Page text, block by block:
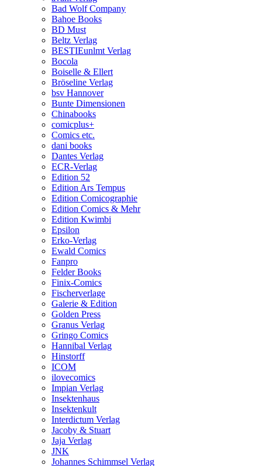
Bad Wolf Company
Bahoe Books
BD Must
Beltz Verlag
BESTIEunlmt Verlag
Bocola
Boiselle & Ellert
Bröseline Verlag
bsv Hannover
Bunte Dimensionen
Chinabooks
comicplus+
Comics etc.
dani books
Dantes Verlag
ECR-Verlag
Edition 52
Edition Ars Tempus
Edition Comicographie
Edition Comics & Mehr
Edition Kwimbi
Epsilon
Erko-Verlag
Ewald Comics
Fanpro
Felder Books
Finix-Comics
Fischerverlage
Galerie & Edition
Golden Press
Granus Verlag
Gringo Comics
Hannibal Verlag
Hinstorff
ICOM
ilovecomics
Impian Verlag
Insektenhaus
Insektenkult
Interdictum Verlag
Jacoby & Stuart
Jaja Verlag
JNK
Johannes Schimmsel Verlag